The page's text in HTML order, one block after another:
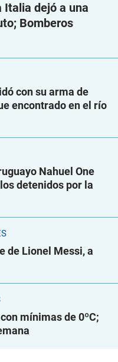
Italia dejó a una
Bomberos
con su arma de
encontrado en el río
Nahuel One
detenidos por la
de Lionel Messi, a
mínimas de 0ºC;